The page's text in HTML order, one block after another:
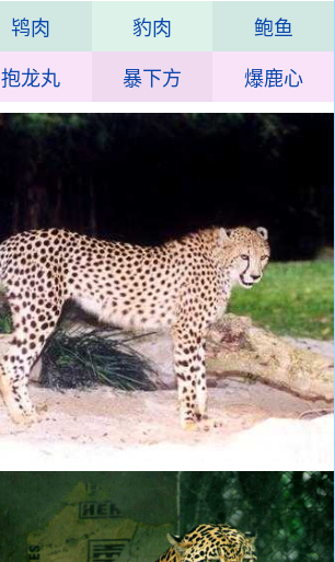
鸨肉 豹肉 鲍鱼
抱龙丸 暴下方 爆鹿心